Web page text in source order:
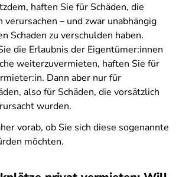
haften Sie für Schäden, die
– und zwar unabhängig
Schaden zu verschulden haben.
die Erlaubnis der Eigentümer:innen
weiterzuvermieten, haften Sie für
Dann aber nur für
also für Schäden, die vorsätzlich
wurden.
vorab, ob Sie sich diese sogenannte
möchten.